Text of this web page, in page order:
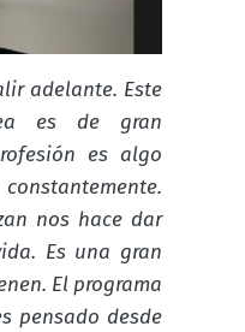
adelante. Este
es de gran
es algo
nos hace dar
Es una gran
El programa
pensado desde